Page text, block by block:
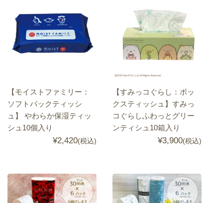
【モイストファミリー：
ソフトパックティッシ
ュ】 やわらか保湿ティッ
シュ10個入り
¥2,420(税込)
【すみっコぐらし：ボッ
クスティッシュ】すみっ
コぐらしふわっとグリー
ンティシュ10箱入り
¥3,900(税込)